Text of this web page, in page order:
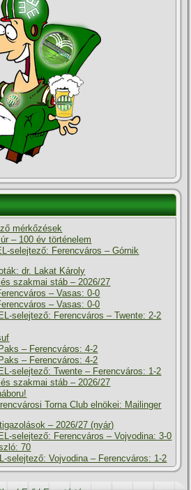
mérkőzések
– 100 év történelem
selejtező: Ferencváros – Górnik
dr. Lakat Károly
szakmai stáb – 2026/27
– Vasas: 0-0
– Vasas: 0-0
selejtező: Ferencváros – Twente: 2-2
– Ferencváros: 4-2
– Ferencváros: 4-2
selejtező: Twente – Ferencváros: 1-2
szakmai stáb – 2026/27
Torna Club elnökei: Mailinger
– 2026/27 (nyár)
selejtező: Ferencváros – Vojvodina: 3-0
70
selejtező: Vojvodina – Ferencváros: 1-2